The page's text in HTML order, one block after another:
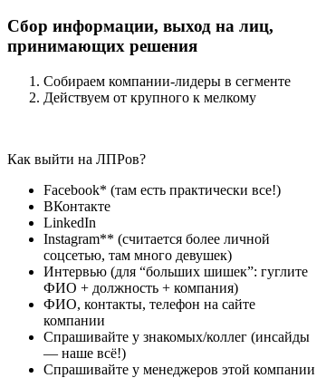
Сбор информации, выход на лиц,
принимающих решения
Собираем компании-лидеры в сегменте
Действуем от крупного к мелкому
Как выйти на ЛПРов?
Facebook* (там есть практически все!)
ВКонтакте
LinkedIn
Instagram** (считается более личной
соцсетью, там много девушек)
Интервью (для “больших шишек”: гуглите
ФИО + должность + компания)
ФИО, контакты, телефон на сайте
компании
Спрашивайте у знакомых/коллег (инсайды
— наше всё!)
Спрашивайте у менеджеров этой компании